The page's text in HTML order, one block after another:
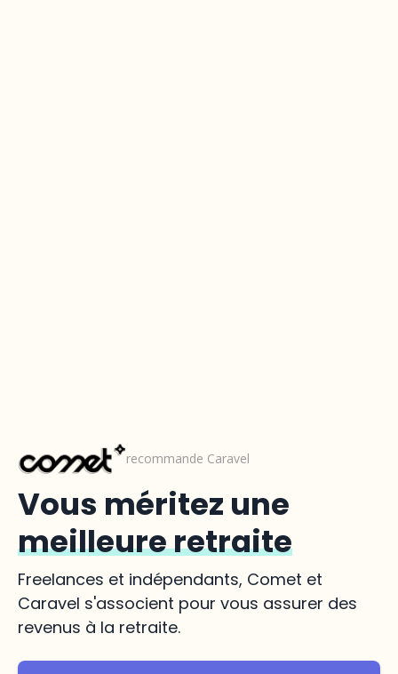
recommande Caravel
Vous méritez une
meilleure retraite
Freelances et indépendants, Comet et
Caravel s'associent pour vous assurer des
revenus à la retraite.